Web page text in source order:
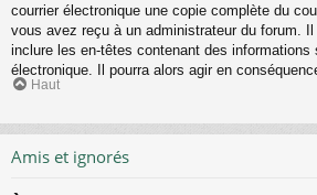
courrier électronique une copie complète du
vous avez reçu à un administrateur du forum.
inclure les en-têtes contenant des informations
électronique. Il pourra alors agir en
Haut
Amis et ignorés